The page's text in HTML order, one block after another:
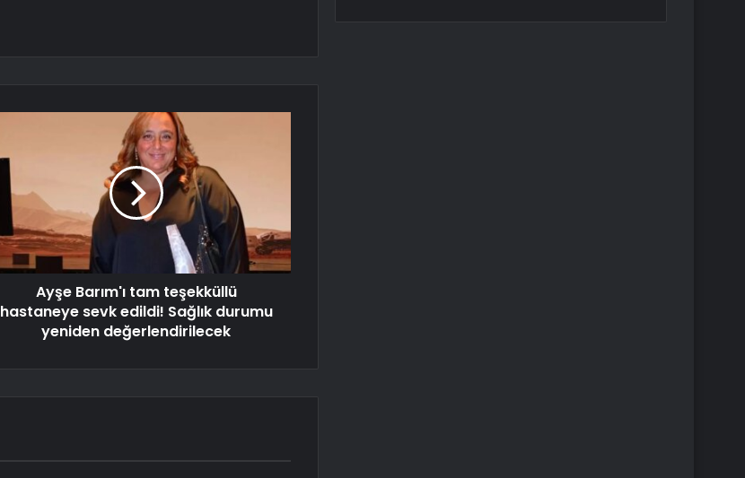
Ayşe Barım'ı tam teşekküllü
hastaneye sevk edildi! Sağlık durumu
yeniden değerlendirilecek